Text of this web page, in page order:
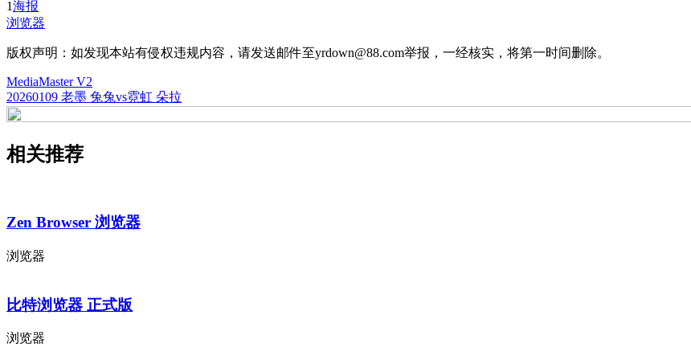
1海报
浏览器
版权声明：如发现本站有侵权违规内容，请发送邮件至yrdown@88.com举报，一经核实，将第一时间删除。
MediaMaster V2
20260109 老墨 兔兔vs霓虹 朵拉
相关推荐
Zen Browser 浏览器
浏览器
比特浏览器 正式版
浏览器